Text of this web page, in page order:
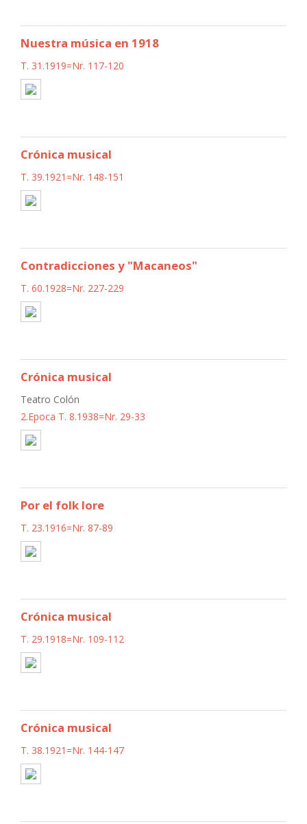
Nuestra música en 1918
T. 31.1919=Nr. 117-120
Crónica musical
T. 39.1921=Nr. 148-151
Contradicciones y "Macaneos"
T. 60.1928=Nr. 227-229
Crónica musical
Teatro Colón
2.Epoca T. 8.1938=Nr. 29-33
Por el folk lore
T. 23.1916=Nr. 87-89
Crónica musical
T. 29.1918=Nr. 109-112
Crónica musical
T. 38.1921=Nr. 144-147